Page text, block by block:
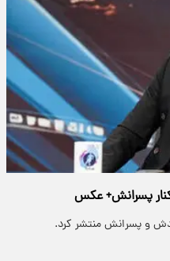
پسرانش+ عکس
و پسرانش منتشر کرد.